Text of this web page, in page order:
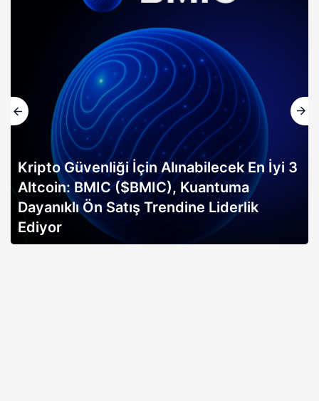
Kripto Güvenliği İçin Alınabilecek En İyi 3
Altcoin: BMIC ($BMIC), Kuantuma
Dayanıklı Ön Satış Trendine Liderlik
Ediyor